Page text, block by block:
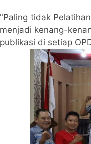
"Paling tidak
menjadi kenang-
publikasi di setiap